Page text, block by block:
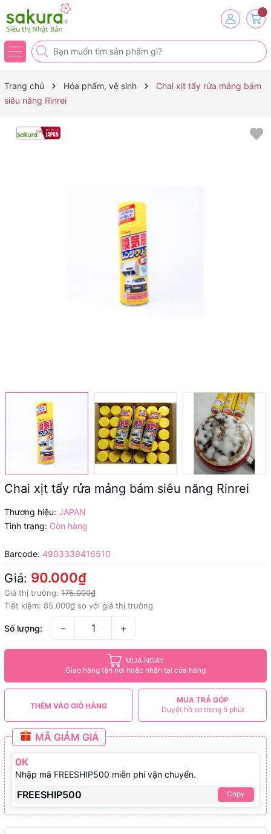
Trang chủ Hóa phẩm, vệ sinh
Chai xịt tẩy rửa mảng bám
siêu năng Rinrei
Chai xịt tẩy rửa mảng bám siêu năng Rinrei
Thương hiệu: JAPAN
Tình trạng: Còn hàng
Barcode: 4903339416510
Giá: 90.000₫
Giá thị trường: 175.000₫
Tiết kiệm: 85.000₫ so với giá thị trường
Số lượng: − +
MUA NGAY
Giao hàng tận nơi hoặc nhận tại cửa hàng
THÊM VÀO GIỎ HÀNG
MUA TRẢ GÓP
Duyệt hồ sơ trong 5 phút
MÃ GIẢM GIÁ
0K
Nhập mã FREESHIP500 miễn phí vận chuyển.
FREESHIP500 Copy